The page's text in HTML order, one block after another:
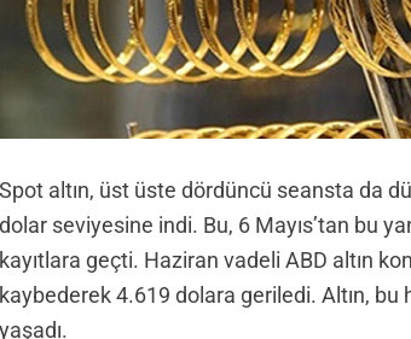
Spot altın, üst üste dördüncü seansta da
dolar seviyesine indi. Bu, 6 Mayıs’tan bu
kayıtlara geçti. Haziran vadeli ABD altın
kaybederek 4.619 dolara geriledi. Altın,
yaşadı.